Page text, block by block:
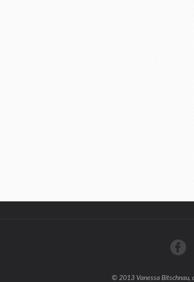
© 2013 Vanessa Bitschnau,